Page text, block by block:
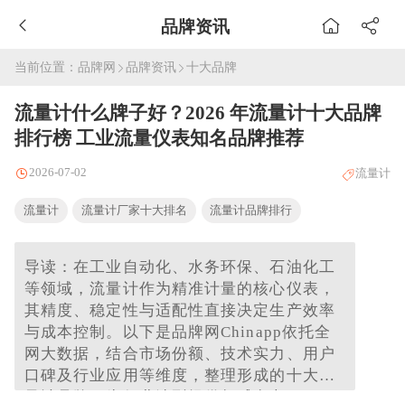
品牌资讯
当前位置： 品牌网 品牌资讯 十大品牌
流量计什么牌子好？2026 年流量计十大品牌
排行榜 工业流量仪表知名品牌推荐
2026-07-02 流量计
流量计 流量计厂家十大排名 流量计品牌排行
导读：在工业自动化、水务环保、石油化工
等领域，流量计作为精准计量的核心仪表，
其精度、稳定性与适配性直接决定生产效率
与成本控制。以下是品牌网Chinapp依托全
网大数据，结合市场份额、技术实力、用户
口碑及行业应用等维度，整理形成的十大流